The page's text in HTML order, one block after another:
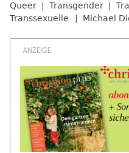
Queer
Transgender
Transsexuelle
Michael